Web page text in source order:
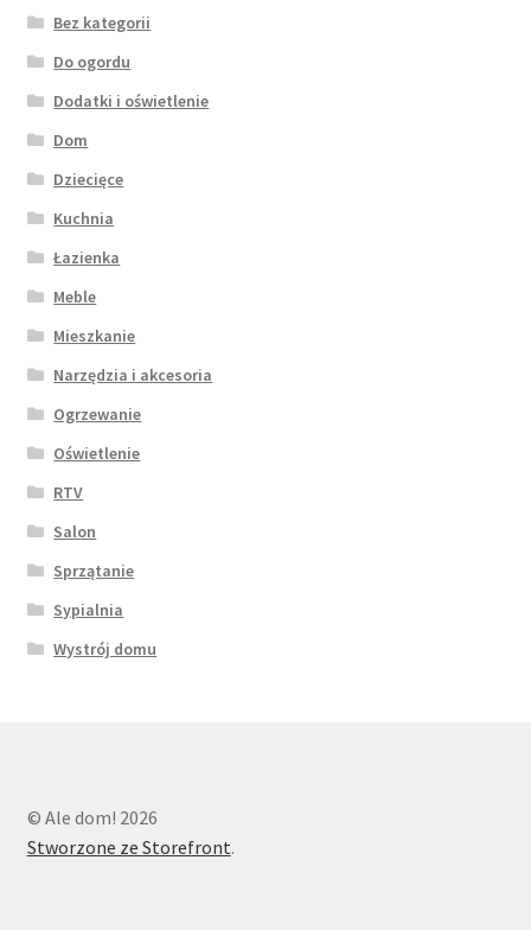
Bez kategorii
Do ogordu
Dodatki i oświetlenie
Dom
Dziecięce
Kuchnia
Łazienka
Meble
Mieszkanie
Narzędzia i akcesoria
Ogrzewanie
Oświetlenie
RTV
Salon
Sprzątanie
Sypialnia
Wystrój domu
© Ale dom! 2026
Stworzone ze Storefront.